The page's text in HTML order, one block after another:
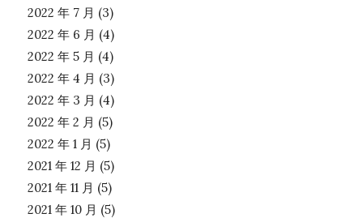
2022 年 7 月 (3)
2022 年 6 月 (4)
2022 年 5 月 (4)
2022 年 4 月 (3)
2022 年 3 月 (4)
2022 年 2 月 (5)
2022 年 1 月 (5)
2021 年 12 月 (5)
2021 年 11 月 (5)
2021 年 10 月 (5)